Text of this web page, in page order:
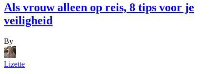
Als vrouw alleen op reis, 8 tips voor je
veiligheid
By
Lizette